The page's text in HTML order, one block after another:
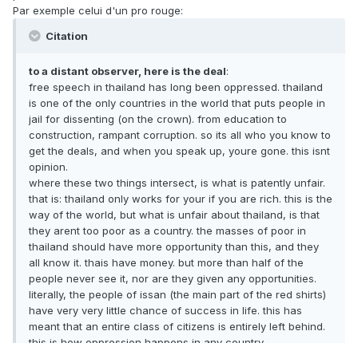
Par exemple celui d'un pro rouge:
Citation
to a distant observer, here is the deal:
free speech in thailand has long been oppressed. thailand
is one of the only countries in the world that puts people in
jail for dissenting (on the crown). from education to
construction, rampant corruption. so its all who you know to
get the deals, and when you speak up, youre gone. this isnt
opinion.
where these two things intersect, is what is patently unfair.
that is: thailand only works for your if you are rich. this is the
way of the world, but what is unfair about thailand, is that
they arent too poor as a country. the masses of poor in
thailand should have more opportunity than this, and they
all know it. thais have money. but more than half of the
people never see it, nor are they given any opportunities.
literally, the people of issan (the main part of the red shirts)
have very very little chance of success in life. this has
meant that an entire class of citizens is entirely left behind.